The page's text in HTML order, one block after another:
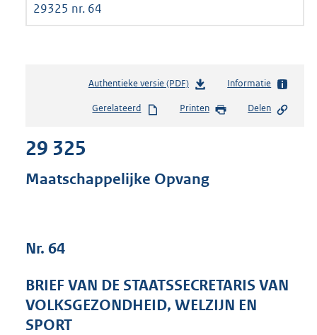
29325 nr. 64
Authentieke versie (PDF)b
s
s
e
:
Informatie
Gerelateerd Printen Delen
29 325
Maatschappelijke Opvang
Nr. 64
BRIEF VAN DE STAATSSECRETARIS VAN
VOLKSGEZONDHEID, WELZIJN EN
SPORT